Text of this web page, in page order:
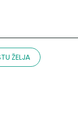
ŽELJA